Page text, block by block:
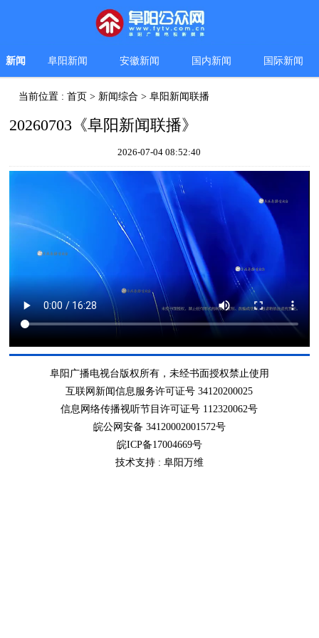
新闻 阜阳新闻 安徽新闻 国内新闻 国际新闻
当前位置 :首页 > 新闻综合 >阜阳新闻联播
20260703《阜阳新闻联播》
2026-07-04 08:52:40
阜阳广播电视台版权所有，未经书面授权禁止使用
互联网新闻信息服务许可证号 34120200025
信息网络传播视听节目许可证号 112320062号
皖公网安备 34120002001572号
皖ICP备17004669号
技术支持 : 阜阳万维